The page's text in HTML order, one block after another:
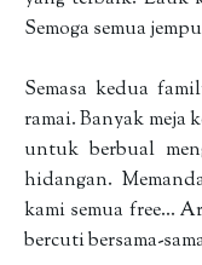
Semoga semua
Semasa kedua
ramai. Banyak meja
untuk berbual
hidangan.
kami semua free...
bercuti bersama-